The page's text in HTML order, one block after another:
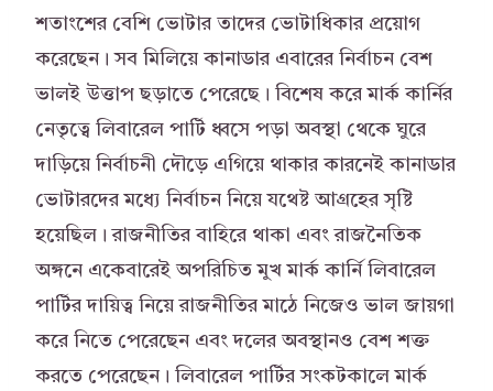
শতাংশের বেশি ভোটার তাদের ভোটাধিকার প্রয়োগ
করেছেন। সব মিলিয়ে কানাডার এবারের নির্বাচন বেশ
ভালই উত্তাপ ছড়াতে পেরেছে। বিশেষ করে মার্ক কার্নির
নেতৃত্বে লিবারেল পার্টি ধ্বসে পড়া অবস্থা থেকে ঘুরে
দাড়িয়ে নির্বাচনী দৌড়ে এগিয়ে থাকার কারনেই কানাডার
ভোটারদের মধ্যে নির্বাচন নিয়ে যথেষ্ট আগ্রহের সৃষ্টি
হয়েছিল। রাজনীতির বাহিরে থাকা এবং রাজনৈতিক
অঙ্গনে একেবারেই অপরিচিত মুখ মার্ক কার্নি লিবারেল
পার্টির দায়িত্ব নিয়ে রাজনীতির মাঠে নিজেও ভাল জায়গা
করে নিতে পেরেছেন এবং দলের অবস্থানও বেশ শক্ত
করতে পেরেছেন। লিবারেল পার্টির সংকটকালে মার্ক